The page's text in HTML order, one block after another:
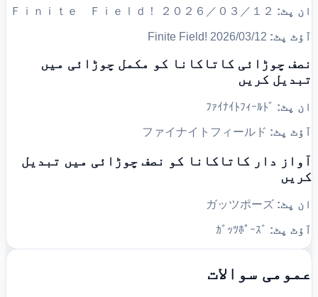
ان پٹ:
آؤٹ پٹ:
نصف چوڑائی کاتاکانا کو مکمل چوڑائی میں
تبدیل کریں
ان پٹ:
آؤٹ پٹ:
آواز دار کاتاکانا کو نصف چوڑائی میں تبدیل
کریں
ان پٹ:
آؤٹ پٹ:
عمومی سوالات